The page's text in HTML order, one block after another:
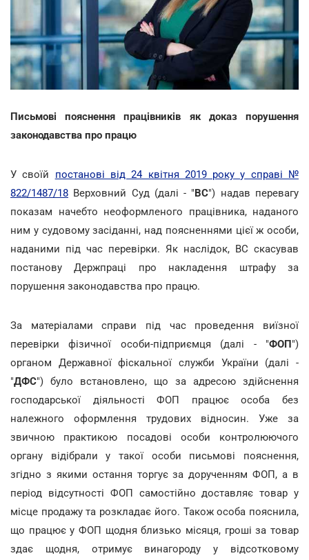
Письмові пояснення працівників як доказ порушення
законодавства про працю
У своїй постанові від 24 квітня 2019 року у справі №
822/1487/18 Верховний Суд (далі - "ВС") надав перевагу
показам начебто неоформленого працівника, наданого
ним у судовому засіданні, над поясненнями цієї ж особи,
наданими під час перевірки. Як наслідок, ВС скасував
постанову Держпраці про накладення штрафу за
порушення законодавства про працю.
За матеріалами справи під час проведення виїзної
перевірки фізичної особи-підприємця (далі - "ФОП")
органом Державної фіскальної служби України (далі -
"ДФС") було встановлено, що за адресою здійснення
господарської діяльності ФОП працює особа без
належного оформлення трудових відносин. Уже за
звичною практикою посадові особи контролюючого
органу відібрали у такої особи письмові пояснення,
згідно з якими остання торгує за дорученням ФОП, а в
період відсутності ФОП самостійно доставляє товар у
місце продажу та розкладає його. Також особа пояснила,
що працює у ФОП щодня близько місяця, гроші за товар
здає щодня, отримує винагороду у відсотковому